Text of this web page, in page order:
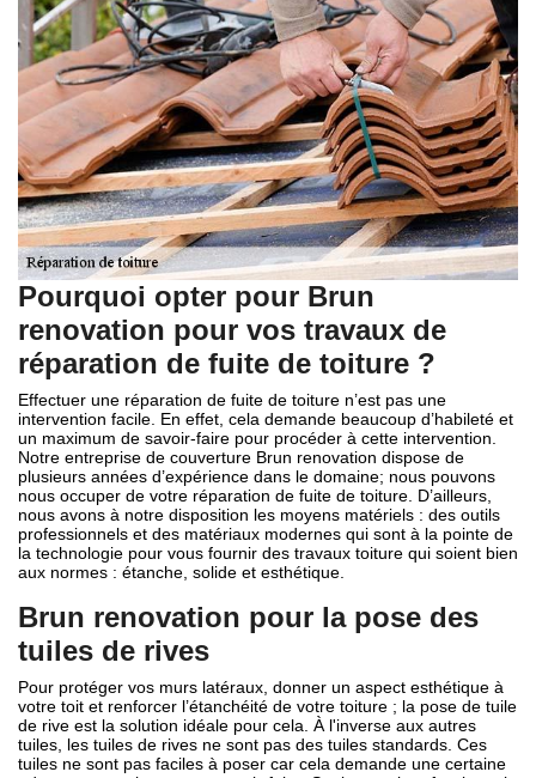
Pourquoi opter pour Brun
renovation pour vos travaux de
réparation de fuite de toiture ?
Effectuer une réparation de fuite de toiture n’est pas une
intervention facile. En effet, cela demande beaucoup d’habileté et
un maximum de savoir-faire pour procéder à cette intervention.
Notre entreprise de couverture Brun renovation dispose de
plusieurs années d’expérience dans le domaine; nous pouvons
nous occuper de votre réparation de fuite de toiture. D’ailleurs,
nous avons à notre disposition les moyens matériels : des outils
professionnels et des matériaux modernes qui sont à la pointe de
la technologie pour vous fournir des travaux toiture qui soient bien
aux normes : étanche, solide et esthétique.
Brun renovation pour la pose des
tuiles de rives
Pour protéger vos murs latéraux, donner un aspect esthétique à
votre toit et renforcer l’étanchéité de votre toiture ; la pose de tuile
de rive est la solution idéale pour cela. À l'inverse aux autres
tuiles, les tuiles de rives ne sont pas des tuiles standards. Ces
tuiles ne sont pas faciles à poser car cela demande une certaine